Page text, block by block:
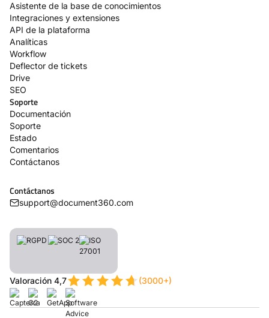
Asistente de la base de conocimientos
Integraciones y extensiones
API de la plataforma
Analíticas
Workflow
Deflector de tickets
Drive
SEO
Soporte
Documentación
Soporte
Estado
Comentarios
Contáctanos
Contáctanos
support@document360.com
Valoración 4,7 (3000+)